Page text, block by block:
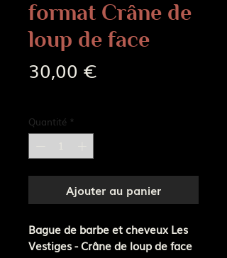
format Crâne de
loup de face
30,00 €
Quantité *
Ajouter au panier
Bague de barbe et cheveux Les
Vestiges - Crâne de loup de face